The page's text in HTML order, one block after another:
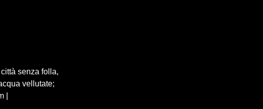
senza folla,
vellutate;
|